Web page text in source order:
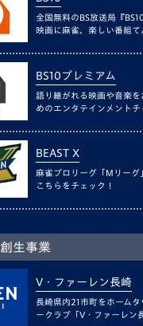
全国無料のBS放送局『
映画に麻雀、楽しい番組て
BS10プレミアム
語り継がれる映画や音楽
めのエンタテインメントチ
BEAST X
麻雀プロリーグ「Mリーグ
こちらをチェック！
生事業
V・ファーレン長崎
長崎県内21市町をホームタ
ークラブ「V・ファーレン